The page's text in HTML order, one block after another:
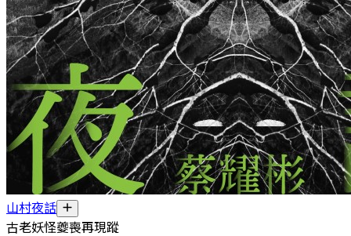
山村夜話
古老妖怪夔喪再現蹤